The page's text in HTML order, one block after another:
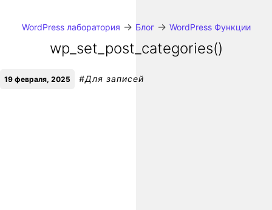
WordPress лаборатория → Блог→ WordPress Функции
wp_set_post_categories()
19 февраля, 2025 #Для записей